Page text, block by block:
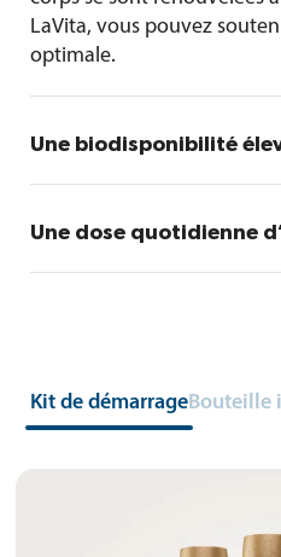
LaVita, vous pouvez
optimale.
Une biodisponibilité
vitamines mesurés dans le
Une dose quotidienne
Kit de démarrageBouteille